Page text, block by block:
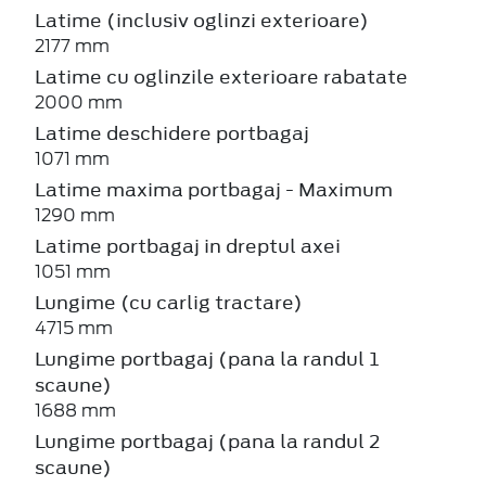
Latime (inclusiv oglinzi exterioare)
2177 mm
Latime cu oglinzile exterioare rabatate
2000 mm
Latime deschidere portbagaj
1071 mm
Latime maxima portbagaj - Maximum
1290 mm
Latime portbagaj in dreptul axei
1051 mm
Lungime (cu carlig tractare)
4715 mm
Lungime portbagaj (pana la randul 1
scaune)
1688 mm
Lungime portbagaj (pana la randul 2
scaune)